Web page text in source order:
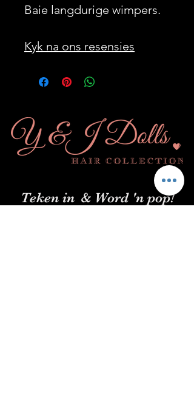
Baie langdurige wimpers.
Kyk na ons resensies
Teken in & Word 'n pop!